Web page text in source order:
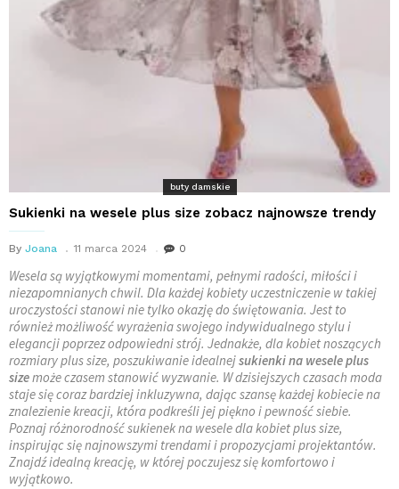
buty damskie
Sukienki na wesele plus size zobacz najnowsze trendy
By Joana 11 marca 2024 0
Wesela są wyjątkowymi momentami, pełnymi radości, miłości i
niezapomnianych chwil. Dla każdej kobiety uczestniczenie w takiej
uroczystości stanowi nie tylko okazję do świętowania. Jest to
również możliwość wyrażenia swojego indywidualnego stylu i
elegancji poprzez odpowiedni strój. Jednakże, dla kobiet noszących
rozmiary plus size, poszukiwanie idealnejsukienki na wesele plus
sizemoże czasem stanowić wyzwanie. W dzisiejszych czasach moda
staje się coraz bardziej inkluzywna, dając szansę każdej kobiecie na
znalezienie kreacji, która podkreśli jej piękno i pewność siebie.
Poznaj różnorodność sukienek na wesele dla kobiet plus size,
inspirując się najnowszymi trendami i propozycjami projektantów.
Znajdź idealną kreację, w której poczujesz się komfortowo i
wyjątkowo.